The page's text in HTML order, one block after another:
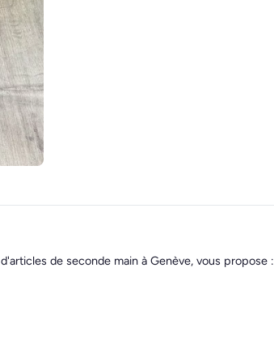
de seconde main à Genève, vous propose :